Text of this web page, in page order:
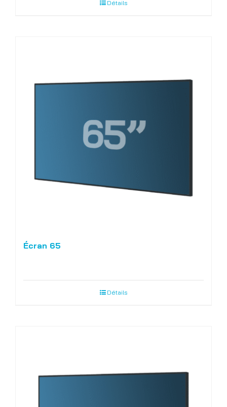
Détails
Écran 65
Détails